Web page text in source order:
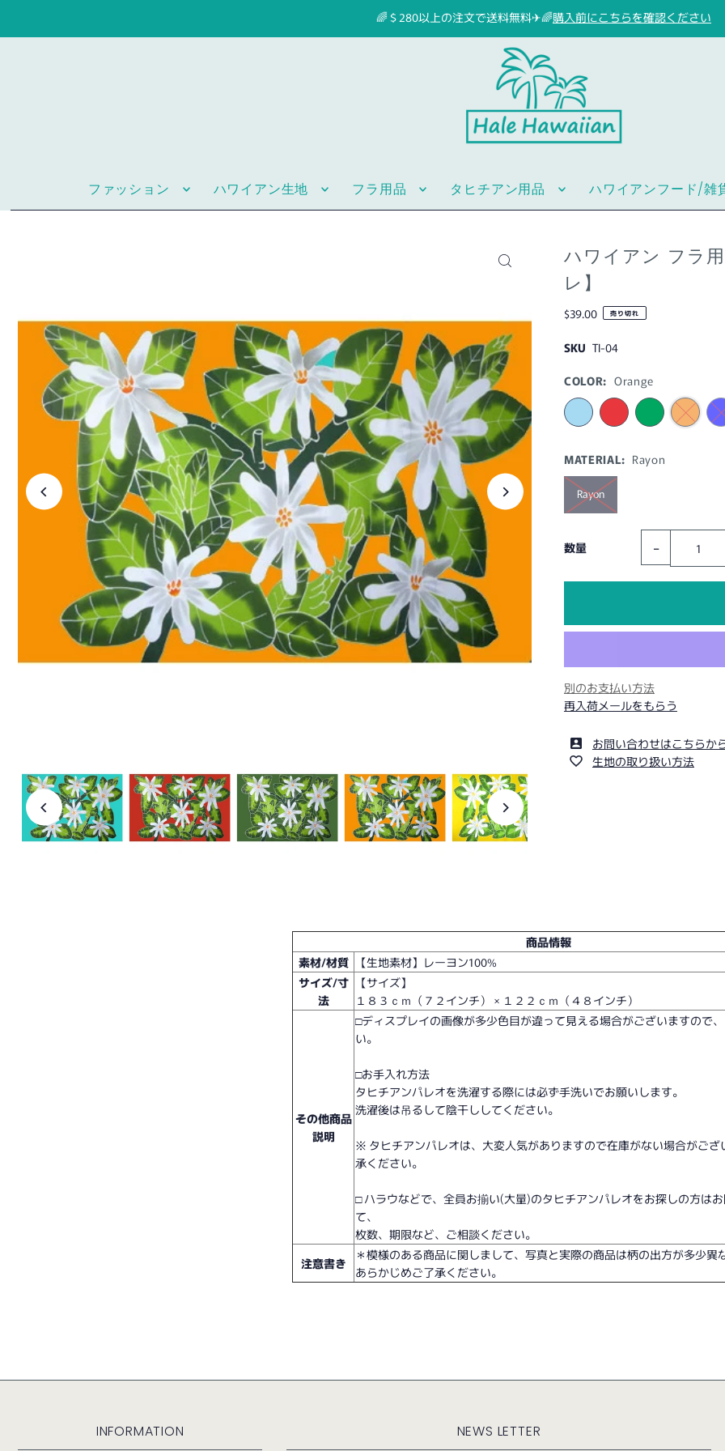
🌈＄280以上の注文で送料無料✈🌈購入前にこちらを確認ください
ファッション ハワイアン生地 フラ用品 タヒチアン用品 ハワイアンフード/雑
ハワイアン フラ
レ】
$39.00 売り切れ
SKU TI-04
COLOR: Orange
MATERIAL: Rayon
Rayon
数量 -
別のお支払い方法
再入荷メールをもらう
お問い合わせはこちらか
生地の取り扱い方法
商品情報
素材/材質
【生地素材】レーヨン100%
サイズ/寸
法
【サイズ】
１８３ｃｍ（７２インチ） × １２２ｃｍ（４８インチ）
その他商品
説明
□ディスプレイの画像が多少色目が違って見える場合がございますので
い。
□お手入れ方法
タヒチアンパレオを洗濯する際には必ず手洗いでお願いします。
洗濯後は吊るして陰干ししてください。
※ タヒチアンパレオは、大変人気がありますので在庫がない場合がござ
承ください。
□ ハラウなどで、全員お揃い(大量)のタヒチアンパレオをお探しの方は
て、
枚数、期限など、ご相談ください。
注意書き
＊模様のある商品に関しまして、写真と実際の商品は柄の出方が多少異
あらかじめご了承ください。
INFORMATION NEWS LETTER